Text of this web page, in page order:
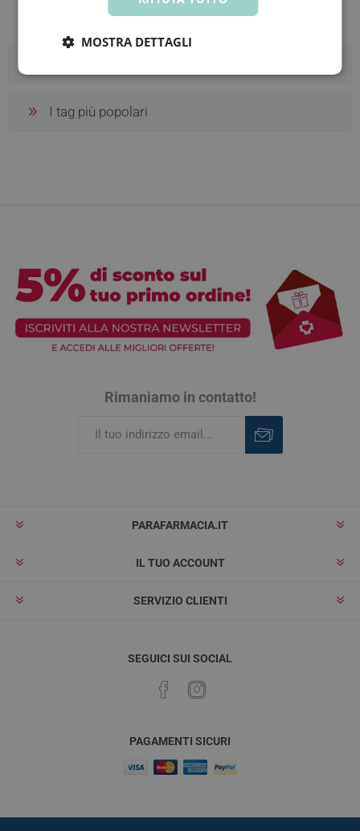
I tag più popolari
Rimaniamo in contatto!
PARAFARMACIA.IT
IL TUO ACCOUNT
SERVIZIO CLIENTI
SEGUICI SUI SOCIAL
PAGAMENTI SICURI
MOSTRA DETTAGLI